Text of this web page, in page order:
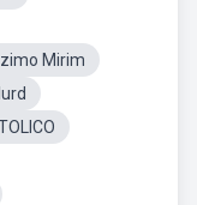
Mirim